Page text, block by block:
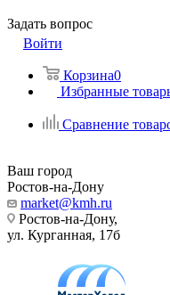
Задать вопрос
Войти
Корзина0
Избранные
Сравнение
Ваш город
Ростов-на-Дону
market@kmh.ru
Ростов-на-Дону,
ул. Курганная, 17б